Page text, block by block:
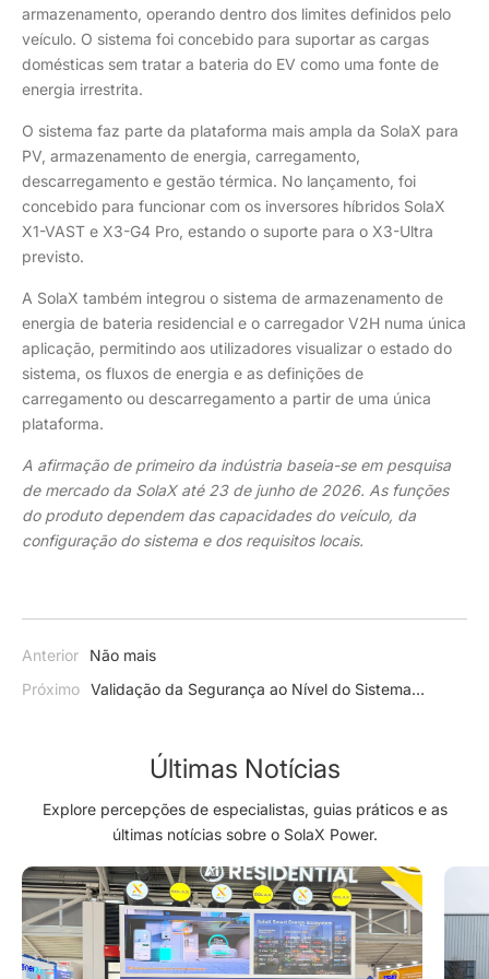
armazenamento, operando dentro dos limites definidos pelo
veículo. O sistema foi concebido para suportar as cargas
domésticas sem tratar a bateria do EV como uma fonte de
energia irrestrita.
O sistema faz parte da plataforma mais ampla da SolaX para
PV, armazenamento de energia, carregamento,
descarregamento e gestão térmica. No lançamento, foi
concebido para funcionar com os inversores híbridos SolaX
X1-VAST e X3-G4 Pro, estando o suporte para o X3-Ultra
previsto.
A SolaX também integrou o sistema de armazenamento de
energia de bateria residencial e o carregador V2H numa única
aplicação, permitindo aos utilizadores visualizar o estado do
sistema, os fluxos de energia e as definições de
carregamento ou descarregamento a partir de uma única
plataforma.
A afirmação de primeiro da indústria baseia-se em pesquisa
de mercado da SolaX até 23 de junho de 2026. As funções
do produto dependem das capacidades do veículo, da
configuração do sistema e dos requisitos locais.
Anterior
Não mais
Próximo Validação da Segurança ao Nível do Sistema
Últimas Notícias
Explore percepções de especialistas, guias práticos e as
últimas notícias sobre o SolaX Power.